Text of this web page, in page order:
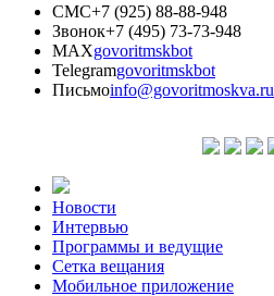
СМС+7 (925) 88-88-948
Звонок+7 (495) 73-73-948
MAXgovoritmskbot
Telegramgovoritmskbot
Письмоinfo@govoritmoskva.ru
Новости
Интервью
Программы и ведущие
Сетка вещания
Мобильное приложение